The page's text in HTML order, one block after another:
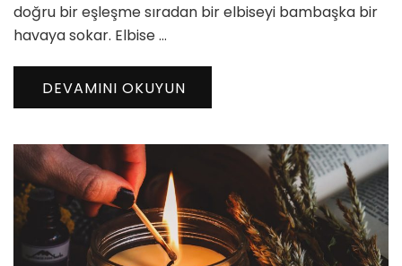
doğru bir eşleşme sıradan bir elbiseyi bambaşka bir
havaya sokar. Elbise …
DEVAMINI OKUYUN